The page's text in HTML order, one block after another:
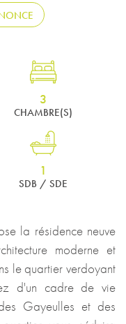
3
CHAMBRE(S)
1
SDB / SDE
la résidence neuve
moderne et
le quartier verdoyant
d'un cadre de vie
Gayeulles et des